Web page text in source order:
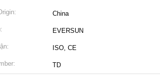
China
EVERSUN
ISO, CE
TD